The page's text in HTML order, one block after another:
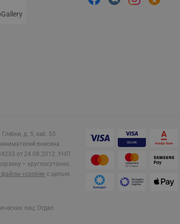
д. 5, каб. 55
внесена
от 24.08.2012. УНП
– круглосуточно.
«cookie» с целью
лиц: Отдел